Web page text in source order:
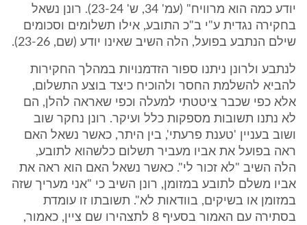
יודע כמה הוא מרוויח" (עמ' 34, ש' 23-24). רונן נשאל
בחקירה נגדית ע"י ב"כ התובע, אילו תשלומים וסכומים
שילם הנתבע בפועל, הלה השיב שאינו יודע (שם, 23-26).
לנתבע ולרונן ניתנו ספור הזדמנויות במהלך החקירות
להביא להשלמת החסר ולהוכיח כיצד בוצע התשלום,
אלא כפי שכבר ציטטתי למעלה וכפי שאראה להלן, הם
לא נתנו תשובות מספקות כלל ועיקר. רונן נחקר שוב
ושוב בעניין 'טענת פרעתי', בין היתר, כאשר נשאל האם
ראה בפועל את אביו מעביר תשלום כלשהוא לתובע,
הלה השיב "לא זכור לי". כאשר נשאל האם הוא ראה את
אביו משלם לתובע במזומן, רונן השיב כי "אני מעריך שזה
במזומן או בשיקים, בוודאות לא". תשובתו זו עומדת
בסתירה עם האמור בסעיף 8 לתצהירו שם ציין, כאמור,